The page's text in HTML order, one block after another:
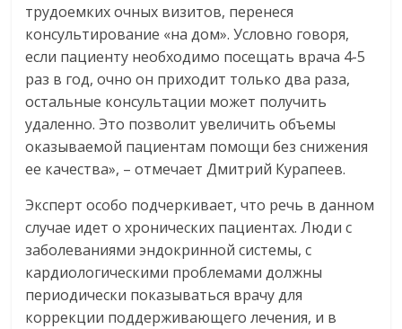
трудоемких очных визитов, перенеся
консультирование «на дом». Условно говоря,
если пациенту необходимо посещать врача 4-5
раз в год, очно он приходит только два раза,
остальные консультации может получить
удаленно. Это позволит увеличить объемы
оказываемой пациентам помощи без снижения
ее качества», – отмечает Дмитрий Курапеев.
Эксперт особо подчеркивает, что речь в данном
случае идет о хронических пациентах. Люди с
заболеваниями эндокринной системы, с
кардиологическими проблемами должны
периодически показываться врачу для
коррекции поддерживающего лечения, и в